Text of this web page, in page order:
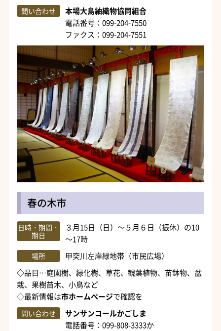
問い合わせ
本場大島紬織物協同組合
電話番号：099-204-7550
ファクス：099-204-7551
春の木市
日時・期間・
期日
３月15日（日）～５月６日（振休）の10
～17時
場所
甲突川左岸緑地帯（市民広場）
◇品目…庭園樹、緑化樹、草花、観葉植物、苗鉢物、盆
栽、果樹苗木、小鳥など
◇最新情報は市ホームページで確認を
問い合わせ
サンサンコールかごしま
電話番号：099-808-3333か